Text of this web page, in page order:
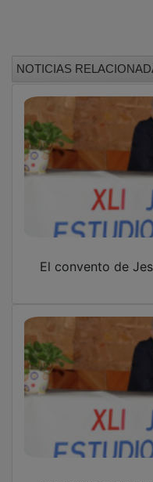
Las lecturas de El
Carmen de